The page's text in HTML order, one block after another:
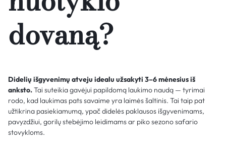
dovaną?
Didelių išgyvenimų atveju idealu užsakyti 3–6 mėnesius iš
anksto.Tai suteikia gavėjui papildomą laukimo naudą — tyrimai
rodo, kad laukimas pats savaime yra laimės šaltinis. Tai taip pat
užtikrina pasiekiamumą, ypač didelės paklausos išgyvenimams,
pavyzdžiui, gorilų stebėjimo leidimams ar piko sezono safario
stovykloms.